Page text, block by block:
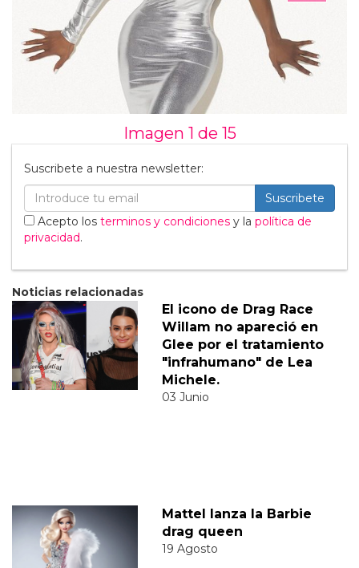
Imagen 1 de 15
Suscribete a nuestra newsletter:
Suscribete
Acepto los terminos y condiciones y la política de
privacidad.
Noticias relacionadas
El icono de Drag Race
Willam no apareció en
Glee por el tratamiento
"infrahumano" de Lea
Michele.
03 Junio
Mattel lanza la Barbie
drag queen
19 Agosto